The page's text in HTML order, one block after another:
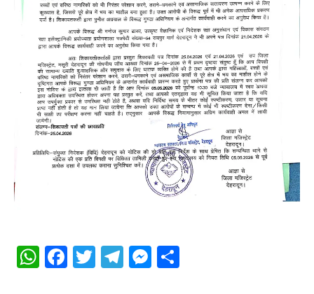
WhatsApp
Facebook
Twitter
Telegram
Messenger